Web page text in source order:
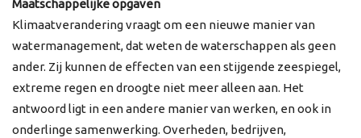
Maatschappelijke opgaven
Klimaatverandering vraagt om een nieuwe manier van
watermanagement, dat weten de waterschappen als geen
ander. Zij kunnen de effecten van een stijgende zeespiegel,
extreme regen en droogte niet meer alleen aan. Het
antwoord ligt in een andere manier van werken, en ook in
onderlinge samenwerking. Overheden, bedrijven,